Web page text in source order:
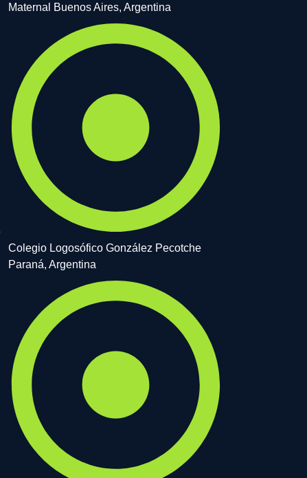
Maternal Buenos Aires, Argentina
Colegio Logosófico González Pecotche
Paraná, Argentina